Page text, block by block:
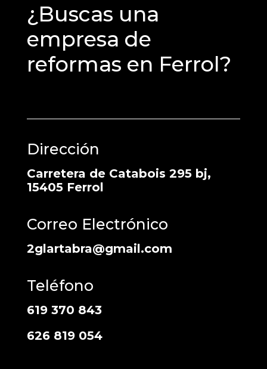
¿Buscas una
empresa de
reformas en Ferrol?
Dirección
Carretera de Catabois 295 bj,
15405 Ferrol
Correo Electrónico
2glartabra@gmail.com
Teléfono
619 370 843
626 819 054